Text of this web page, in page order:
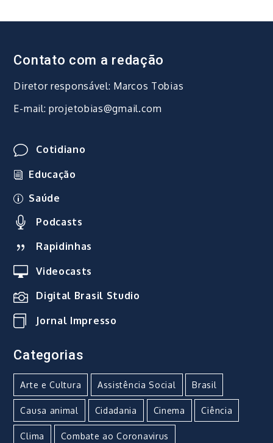
Contato com a redação
Diretor responsável: Marcos Tobias
E-mail: projetobias@gmail.com
Cotidiano
Educação
Saúde
Podcasts
Rapidinhas
Videocasts
Digital Brasil Studio
Jornal Impresso
Categorias
Arte e Cultura Assistência Social Brasil
Causa animal Cidadania Cinema Ciência
Clima Combate ao Coronavirus